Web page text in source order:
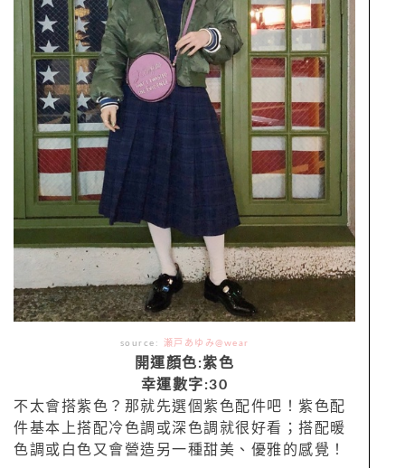
source: 瀬戸あゆみ@wear
開運顏色:紫色
幸運數字:30
不太會搭紫色？那就先選個紫色配件吧！紫色配
件基本上搭配冷色調或深色調就很好看；搭配暖
色調或白色又會營造另一種甜美、優雅的感覺！